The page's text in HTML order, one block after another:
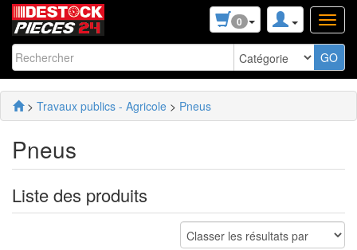
0
> Travaux publics - Agricole > Pneus
Pneus
Liste des produits